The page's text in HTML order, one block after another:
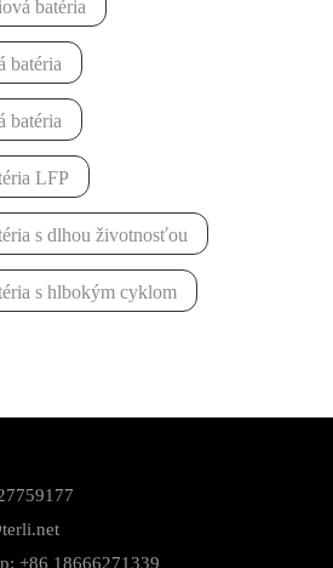
batéria
batéria
batéria
LFP
s dlhou životnosťou
s hlbokým cyklom
+86 18666271339